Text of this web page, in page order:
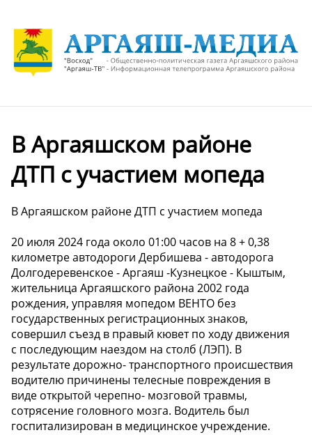
В Аргаяшском районе
ДТП с участием мопеда
В Аргаяшском районе ДТП с участием мопеда
20 июля 2024 года около 01:00 часов на 8 + 0,38
километре автодороги Дербишева - автодорога
Долгодеревенское - Аргаяш -Кузнецкое - Кыштым,
жительница Аргаяшского района 2002 года
рождения, управляя мопедом BEHTO без
государственных регистрационных знаков,
совершил съезд в правый кювет по ходу движения
с последующим наездом на столб (ЛЭП). В
результате дорожно- транспортного происшествия
водителю причинены телесные повреждения в
виде открытой черепно- мозговой травмы,
сотрясение головного мозга. Водитель был
госпитализирован в медицинское учреждение.